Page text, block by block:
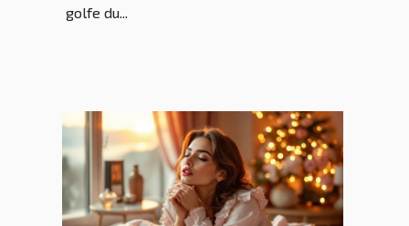
golfe du...